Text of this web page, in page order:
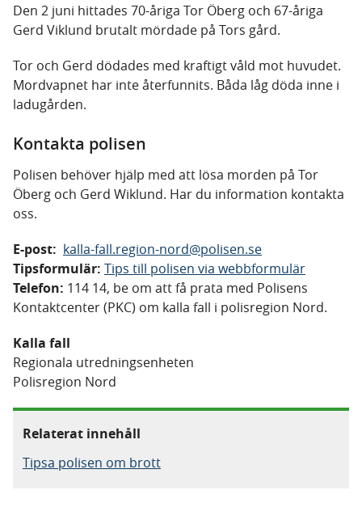
Den 2 juni hittades 70-åriga Tor Öberg och 67-åriga
Gerd Viklund brutalt mördade på Tors gård.
Tor och Gerd dödades med kraftigt våld mot huvudet.
Mordvapnet har inte återfunnits. Båda låg döda inne i
ladugården.
Kontakta polisen
Polisen behöver hjälp med att lösa morden på Tor
Öberg och Gerd Wiklund. Har du information kontakta
oss.
E-post: kalla-fall.region-nord@polisen.se
Tipsformulär: Tips till polisen via webbformulär
Telefon: 114 14, be om att få prata med Polisens
Kontaktcenter (PKC) om kalla fall i polisregion Nord.
Kalla fall
Regionala utredningsenheten
Polisregion Nord
Relaterat innehåll
Tipsa polisen om brott